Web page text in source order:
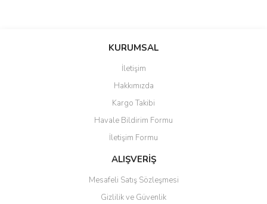
Bu ürüne ilk yorumu siz yapın!
Ürün resmi kalitesiz, bozuk veya görüntülenemiyor.
Ürün açıklamasında eksik bilgiler bulunuyor.
Ürün bilgilerinde hatalar bulunuyor.
Ürün fiyatı diğer sitelerden daha pahalı.
Bu ürüne benzer farklı alternatifler olmalı.
KURUMSAL
İletişim
Hakkımızda
Kargo Takibi
Havale Bildirim Formu
İletişim Formu
ALIŞVERİŞ
Mesafeli Satış Sözleşmesi
Gizlilik ve Güvenlik